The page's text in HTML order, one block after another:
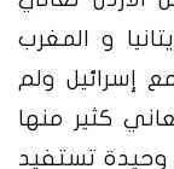
و المغرب
إسرائيل ولم
كثير منها
وحيدة تستفيد